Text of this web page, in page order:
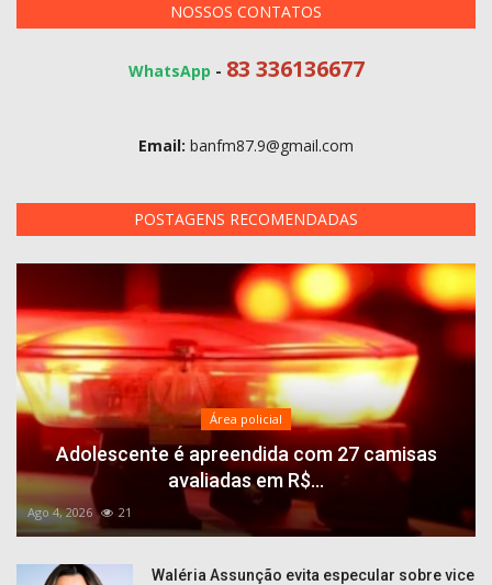
NOSSOS CONTATOS
WhatsApp - 83 336136677
Email: banfm87.9@gmail.com
POSTAGENS RECOMENDADAS
Área policial
Adolescente é apreendida com 27 camisas
avaliadas em R$...
Ago 4, 2026 21
Waléria Assunção evita especular sobre vice